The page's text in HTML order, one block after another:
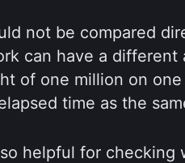
not be compared
can have a
of one million on
time as the
helpful for checking